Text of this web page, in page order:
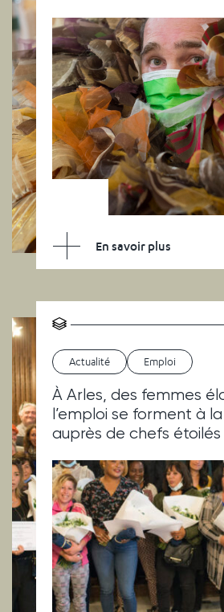
En savoir plus
Actualité Emploi
À Arles, des femmes
l’emploi se forment à
auprès de chefs étoilés